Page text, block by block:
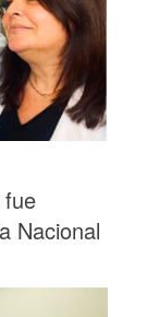
Nacional